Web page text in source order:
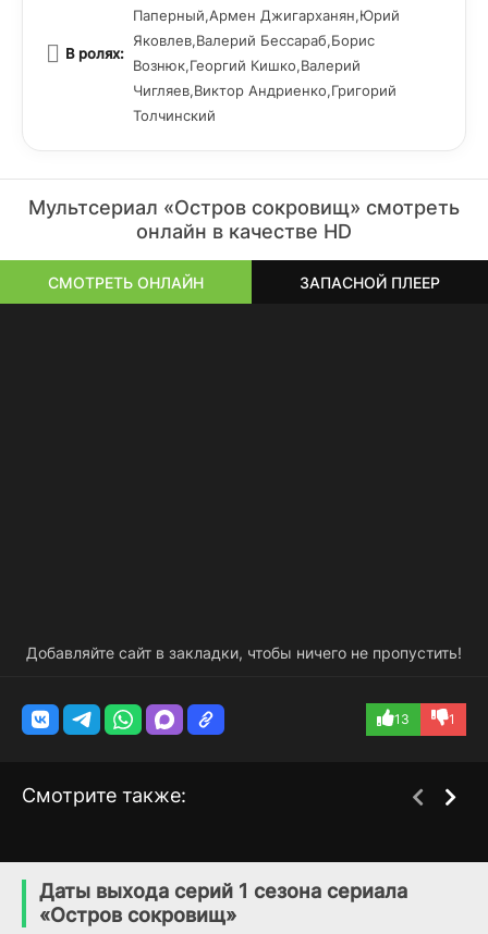
В ролях:
Паперный,Армен Джигарханян,Юрий
Яковлев,Валерий Бессараб,Борис
Вознюк,Георгий Кишко,Валерий
Чигляев,Виктор Андриенко,Григорий
Толчинский
Мультсериал «Остров сокровищ» смотреть
онлайн в качестве HD
СМОТРЕТЬ ОНЛАЙН ЗАПАСНОЙ ПЛЕЕР
Добавляйте сайт в закладки, чтобы ничего не пропустить!
13 1
Смотрите также:
7.989 7.4
Даты выхода серий 1 сезона сериала
«Остров сокровищ»